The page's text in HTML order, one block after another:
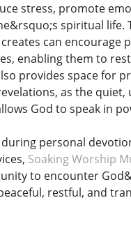
stress, promote
spiritual life.
can encourage
enabling them to
provides space for
as the quiet,
God to speak in
personal
Soaking Worship
to encounter
restful, and